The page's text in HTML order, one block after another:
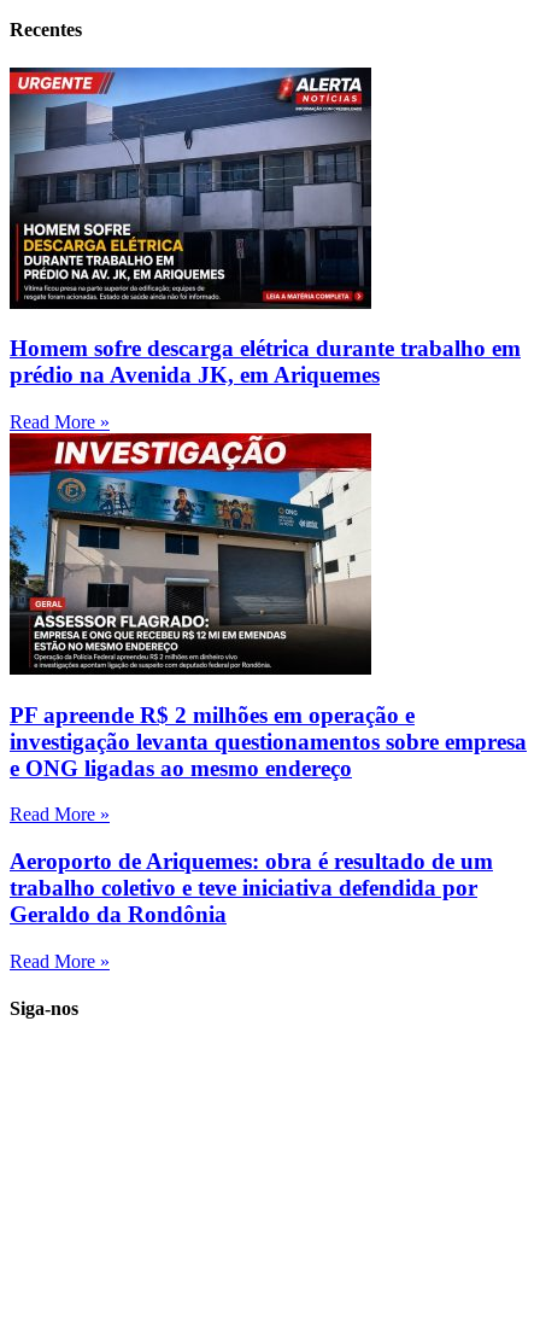
Recentes
Homem sofre descarga elétrica durante trabalho em
prédio na Avenida JK, em Ariquemes
Read More »
PF apreende R$ 2 milhões em operação e
investigação levanta questionamentos sobre empresa
e ONG ligadas ao mesmo endereço
Read More »
Aeroporto de Ariquemes: obra é resultado de um
trabalho coletivo e teve iniciativa defendida por
Geraldo da Rondônia
Read More »
Siga-nos